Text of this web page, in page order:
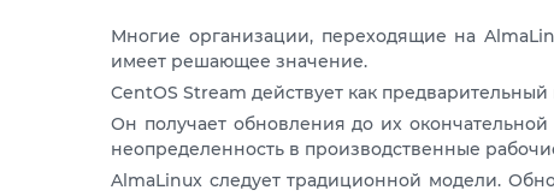
Многие организации, переходящие на
имеет решающее значение.
CentOS Stream действует как предварительный
Он получает обновления до их
неопределенность в производственные
AlmaLinux следует традиционной модели.